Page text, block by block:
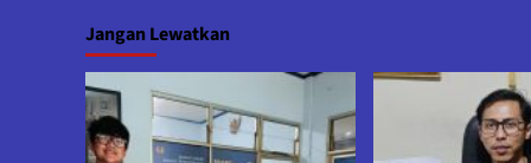
Jangan Lewatkan